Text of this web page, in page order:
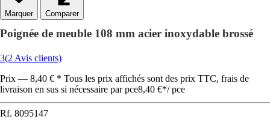
Comparer
Poignée de meuble 108 mm acier inoxydable brossé
3(2 Avis clients)
Prix — 8,40 € * Tous les prix affichés sont des prix TTC, frais de
livraison en sus si nécessaire par pce8,40 €*/ pce
Rf. 8095147